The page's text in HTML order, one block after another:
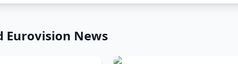
Eurovision News